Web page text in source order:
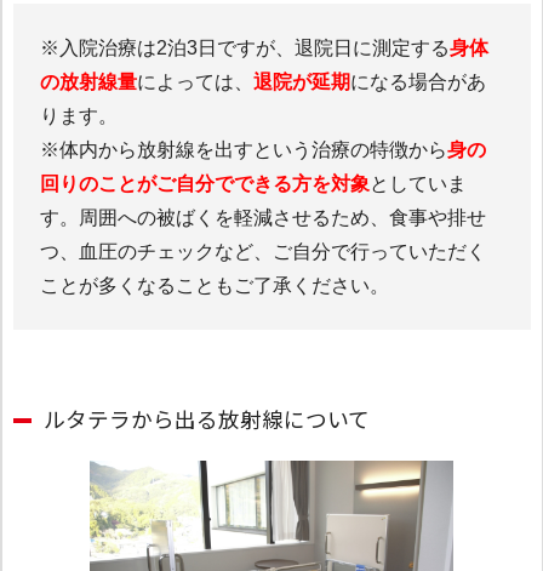
※入院治療は2泊3日ですが、退院日に測定する身体
の放射線量によっては、退院が延期になる場合があ
ります。
※体内から放射線を出すという治療の特徴から身の
回りのことがご自分でできる方を対象としていま
す。周囲への被ばくを軽減させるため、食事や排せ
つ、血圧のチェックなど、ご自分で行っていただく
ことが多くなることもご了承ください。
ルタテラから出る放射線について